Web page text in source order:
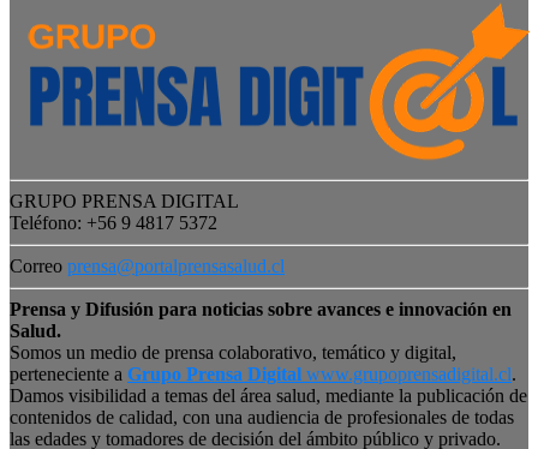
GRUPO PRENSA DIGITAL
Teléfono: +56 9 4817 5372
Correo prensa@portalprensasalud.cl
Prensa y Difusión para noticias sobre avances e innovación en
Salud.
Somos un medio de prensa colaborativo, temático y digital,
perteneciente a Grupo Prensa Digital www.grupoprensadigital.cl.
Damos visibilidad a temas del área salud, mediante la publicación de
contenidos de calidad, con una audiencia de profesionales de todas
las edades y tomadores de decisión del ámbito público y privado.